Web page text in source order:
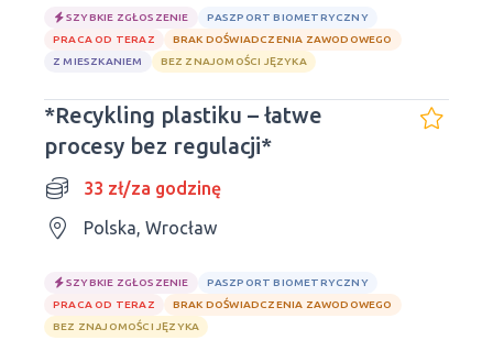
SZYBKIE ZGŁOSZENIE
PASZPORT BIOMETRYCZNY
PRACA OD TERAZ
BRAK DOŚWIADCZENIA ZAWODOWEGO
Z MIESZKANIEM
BEZ ZNAJOMOŚCI JĘZYKA
*Recykling plastiku – łatwe
procesy bez regulacji*
33 zł/za godzinę
Polska, Wrocław
SZYBKIE ZGŁOSZENIE
PASZPORT BIOMETRYCZNY
PRACA OD TERAZ
BRAK DOŚWIADCZENIA ZAWODOWEGO
BEZ ZNAJOMOŚCI JĘZYKA